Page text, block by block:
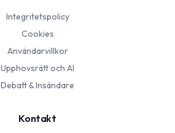
Integritetspolicy
Cookies
Användarvillkor
Upphovsrätt och AI
Debatt & Insändare
Kontakt